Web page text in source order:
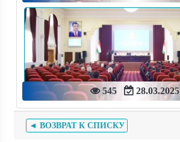
545 28.03.2025
◄ ВОЗВРАТ К СПИСКУ